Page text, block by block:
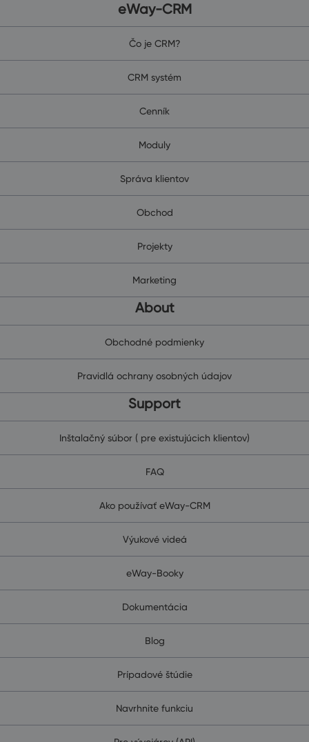
eWay-CRM
Čo je CRM?
CRM systém
Cenník
Moduly
Správa klientov
Obchod
Projekty
Marketing
About
Obchodné podmienky
Pravidlá ochrany osobných údajov
Support
Inštalačný súbor ( pre existujúcich klientov)
FAQ
Ako používať eWay-CRM
Výukové videá
eWay-Booky
Dokumentácia
Blog
Prípadové štúdie
Navrhnite funkciu